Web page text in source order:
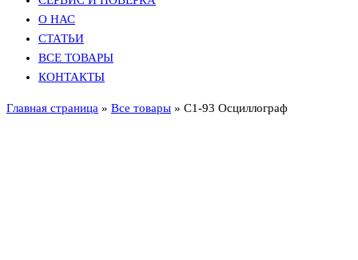
О НАС
СТАТЬИ
ВСЕ ТОВАРЫ
КОНТАКТЫ
Главная страница » Все товары » С1-93 Осциллограф